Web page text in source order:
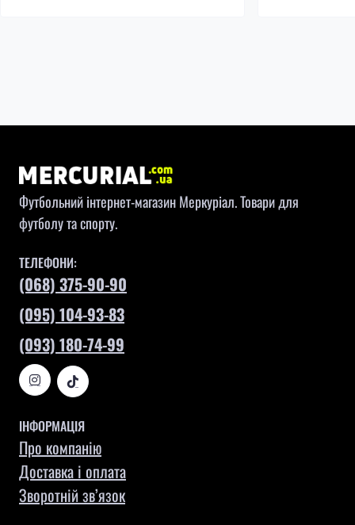
Футбольний інтернет-магазин Меркуріал. Товари для
футболу та спорту.
ТЕЛЕФОНИ:
(068) 375-90-90
(095) 104-93-83
(093) 180-74-99
ІНФОРМАЦІЯ
Про компанію
Доставка і оплата
Зворотній зв’язок